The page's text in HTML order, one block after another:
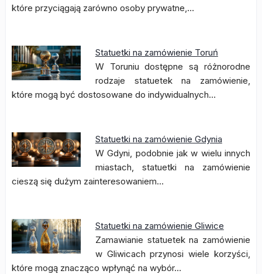
które przyciągają zarówno osoby prywatne,…
Statuetki na zamówienie Toruń
W Toruniu dostępne są różnorodne
rodzaje statuetek na zamówienie,
które mogą być dostosowane do indywidualnych…
Statuetki na zamówienie Gdynia
W Gdyni, podobnie jak w wielu innych
miastach, statuetki na zamówienie
cieszą się dużym zainteresowaniem…
Statuetki na zamówienie Gliwice
Zamawianie statuetek na zamówienie
w Gliwicach przynosi wiele korzyści,
które mogą znacząco wpłynąć na wybór…